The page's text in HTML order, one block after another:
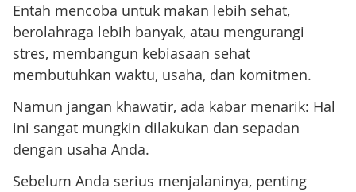
Entah mencoba untuk makan lebih sehat,
berolahraga lebih banyak, atau mengurangi
stres, membangun kebiasaan sehat
membutuhkan waktu, usaha, dan komitmen.
Namun jangan khawatir, ada kabar menarik: Hal
ini sangat mungkin dilakukan dan sepadan
dengan usaha Anda.
Sebelum Anda serius menjalaninya, penting